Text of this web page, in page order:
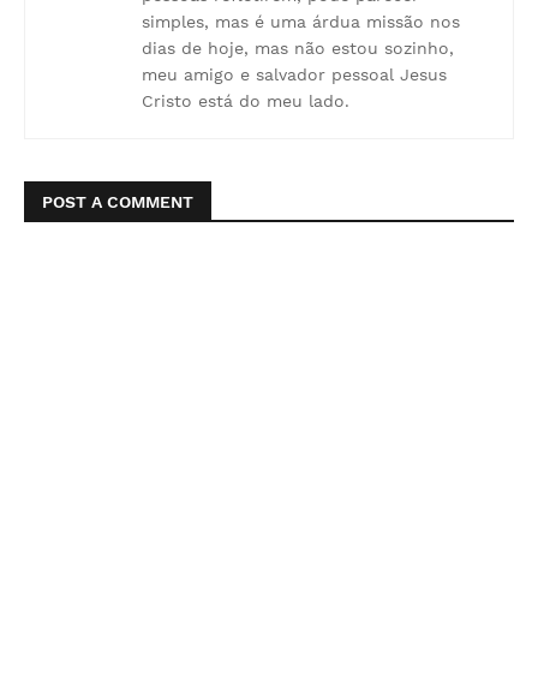
simples, mas é uma árdua missão nos
dias de hoje, mas não estou sozinho,
meu amigo e salvador pessoal Jesus
Cristo está do meu lado.
POST A COMMENT